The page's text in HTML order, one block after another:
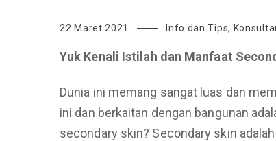
22 Maret 2021 Info dan Tips,
Yuk Kenali Istilah dan Manfaat
Dunia ini memang sangat luas dan
ini dan berkaitan dengan bangunan
secondary skin? Secondary skin